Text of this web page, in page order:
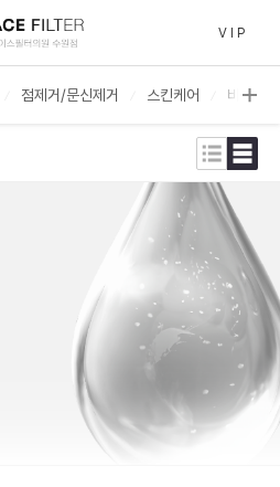
수원 피부과(진료과목) :: 시술
V I P
점제거/문신제거 스킨케어 비만/체